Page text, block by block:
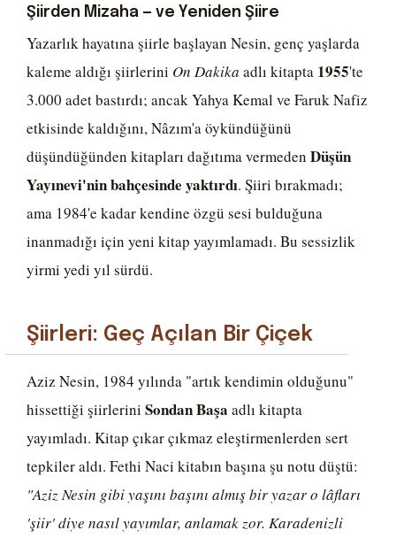
Şiirden Mizaha — ve Yeniden Şiire
Yazarlık hayatına şiirle başlayan Nesin, genç yaşlarda
kaleme aldığı şiirlerini On Dakika adlı kitapta 1955'te
3.000 adet bastırdı; ancak Yahya Kemal ve Faruk Nafiz
etkisinde kaldığını, Nâzım'a öykündüğünü
düşündüğünden kitapları dağıtıma vermeden Düşün
Yayınevi'nin bahçesinde yaktırdı. Şiiri bırakmadı;
ama 1984'e kadar kendine özgü sesi bulduğuna
inanmadığı için yeni kitap yayımlamadı. Bu sessizlik
yirmi yedi yıl sürdü.
Şiirleri: Geç Açılan Bir Çiçek
Aziz Nesin, 1984 yılında "artık kendimin olduğunu"
hissettiği şiirlerini Sondan Başa adlı kitapta
yayımladı. Kitap çıkar çıkmaz eleştirmenlerden sert
tepkiler aldı. Fethi Naci kitabın başına şu notu düştü:
"Aziz Nesin gibi yaşını başını almış bir yazar o lâfları
'şiir' diye nasıl yayımlar, anlamak zor. Karadenizli